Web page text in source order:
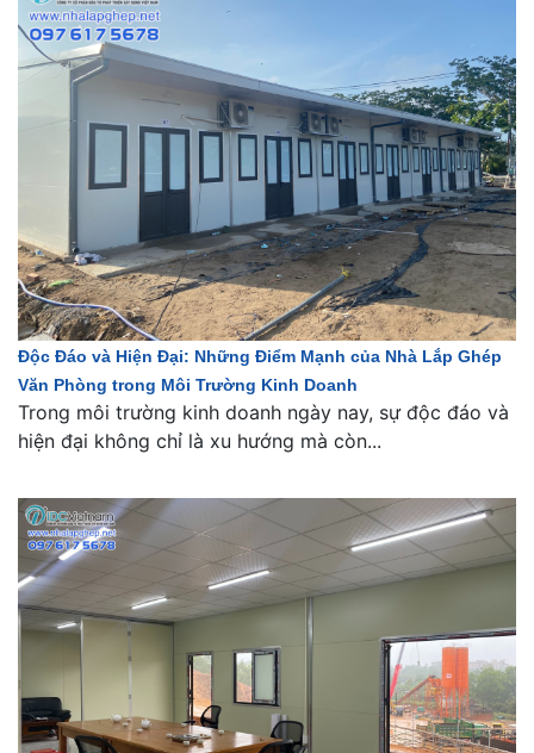
Độc Đáo và Hiện Đại: Những Điểm Mạnh của Nhà Lắp Ghép
Văn Phòng trong Môi Trường Kinh Doanh
Trong môi trường kinh doanh ngày nay, sự độc đáo và
hiện đại không chỉ là xu hướng mà còn...